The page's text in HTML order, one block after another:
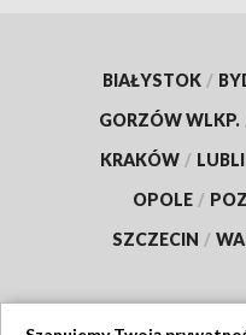
BIAŁYSTOK /
GORZÓW WLKP.
KRAKÓW /
OPOLE /
SZCZECIN /